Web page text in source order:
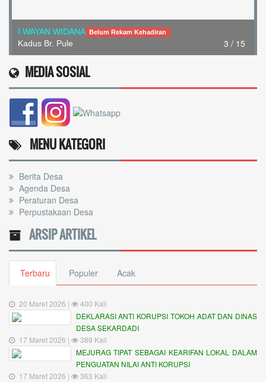
3 / 15
I WAYAN WIDANA Belum Rekam Kehadiran
Kadus Br. Pule
MEDIA SOSIAL
MENU KATEGORI
Berita Desa
Agenda Desa
Peraturan Desa
Perpustakaan Desa
ARSIP ARTIKEL
Terbaru Populer Acak
20 Maret 2026 |
400 Kali
DEKLARASI ANTI KORUPSI TOKOH ADAT DAN DINAS
DESA SEKARDADI
17 Maret 2026 |
389 Kali
MEJURAG TIPAT SEBAGAI KEARIFAN LOKAL DALAM
PENGUATAN NILAI ANTI KORUPSI
17 Maret 2026 |
363 Kali